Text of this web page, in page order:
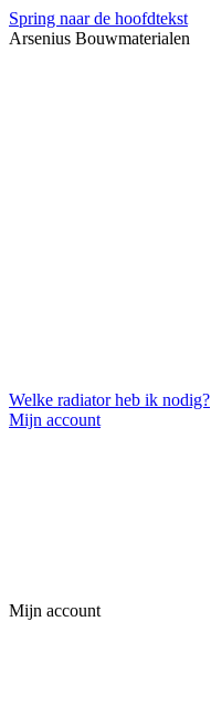
Spring naar de hoofdtekst
Arsenius Bouwmaterialen
Welke radiator heb ik nodig?
Mijn account
Mijn account